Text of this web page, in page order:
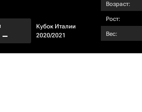
Кубок Италии
2020/2021
–
Возраст:
Рост:
Вес: